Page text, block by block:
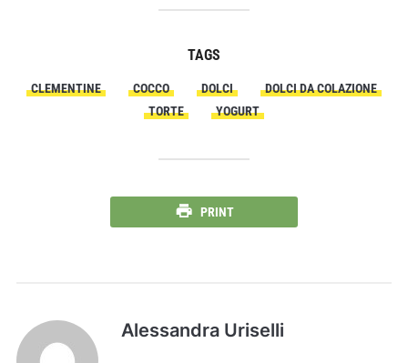
TAGS
CLEMENTINE COCCO DOLCI
DOLCI DA COLAZIONE
TORTE
YOGURT
PRINT
Alessandra Uriselli